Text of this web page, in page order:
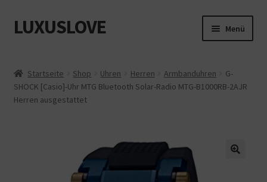
Zur
Navigation
Zum
Inhalt
LUXUSLOVE Menü
Cookie-Richtlinie (EU)
Startseite Shop Uhren Herren Armbanduhren
G-
SHOCK [Casio]-Uhr MTG Bluetooth Solar-Radio MTG-B1000RB-2AJR
Herren ausgestattet